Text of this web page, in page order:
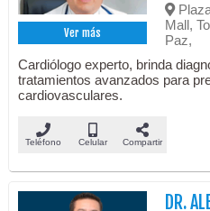
Ver más
Mall,
Paz,
Cardiólogo experto, brinda
tratamientos avanzados para
cardiovasculares.
Teléfono Celular Compartir
DR.